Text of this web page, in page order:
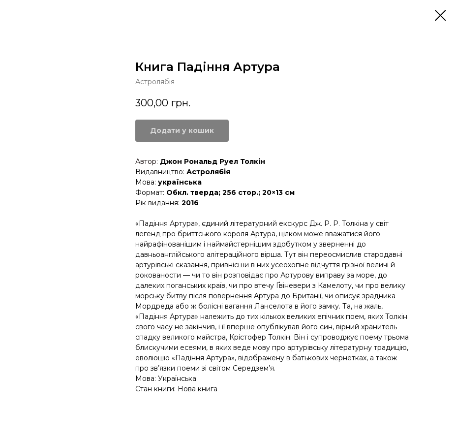
Книга Падіння Артура
Астролябія
300,00 грн.
Додати у кошик
Автор: Джон Рональд Руел Толкін
Видавництво: Астролябія
Мова: українська
Формат: Обкл. тверда; 256 стор.; 20×13 см
Рік видання: 2016
«Падіння Артура», єдиний літературний екскурс Дж. Р. Р. Толкіна у світ
легенд про бриттського короля Артура, цілком може вважатися його
найрафінованішим і наймайстернішим здобутком у зверненні до
давньоанглійського алітераційного вірша. Тут він переосмислив стародавні
артурівські сказання, привнісши в них усеохопне відчуття грізної величі й
рокованости — чи то він розповідає про Артурову виправу за море, до
далеких поганських країв, чи про втечу Ґвіневери з Камелоту, чи про велику
морську битву після повернення Артура до Британії, чи описує зрадника
Мордреда або ж болісні вагання Ланселота в його замку. Та, на жаль,
«Падіння Артура» належить до тих кількох великих епічних поем, яких Толкін
свого часу не закінчив, і її вперше опублікував його син, вірний хранитель
спадку великого майстра, Крістофер Толкін. Він і супроводжує поему трьома
блискучими есеями, в яких веде мову про артурівську літературну традицію,
еволюцію «Падіння Артура», відображену в батькових чернетках, а також
про зв’язки поеми зі світом Середзем’я.
Мова: Українська
Стан книги: Нова книга